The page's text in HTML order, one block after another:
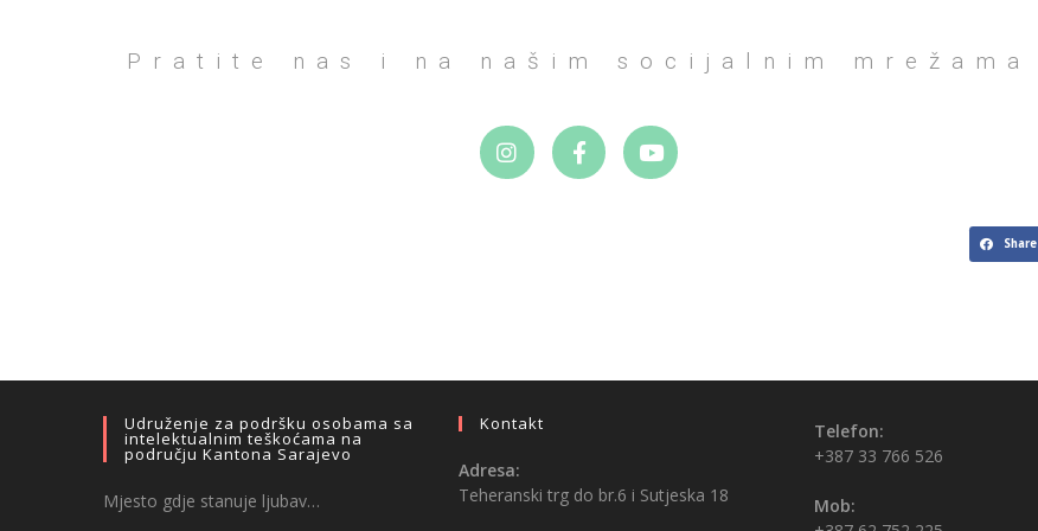
Pratite nas i na našim socijalnim mrežama
Share
Udruženje za podršku osobama sa
intelektualnim teškoćama na
području Kantona Sarajevo
Mjesto gdje stanuje ljubav…
Kontakt
Adresa:
Teheranski trg do br.6 i Sutjeska 18
Telefon:
+387 33 766 526
Mob: